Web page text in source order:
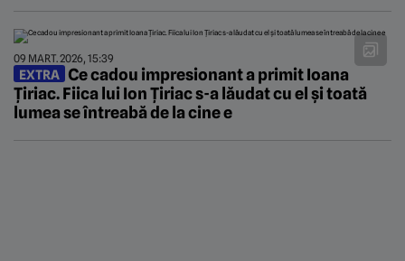
09 MART. 2026, 15:39
EXTRA
Ce cadou impresionant a primit Ioana
Țiriac. Fiica lui Ion Țiriac s-a lăudat cu el și toată
lumea se întreabă de la cine e